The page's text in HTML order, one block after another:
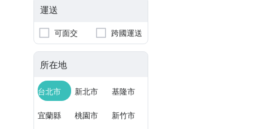
運送
可面交 跨國運送
所在地
台北市 新北市 基隆市
宜蘭縣 桃園市 新竹市